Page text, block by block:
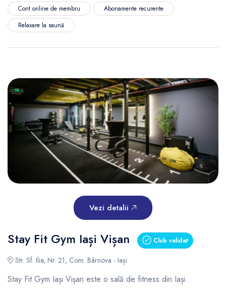
Cont online de membru
Abonamente recurente
Relaxare la saună
Vezi detalii
Stay Fit Gym Iași Vișan Club validat
Str. Sf. Ilie, Nr. 21, Com. Bârnova - Iași
Stay Fit Gym Iași Vișan este o sală de fitness din Iași.